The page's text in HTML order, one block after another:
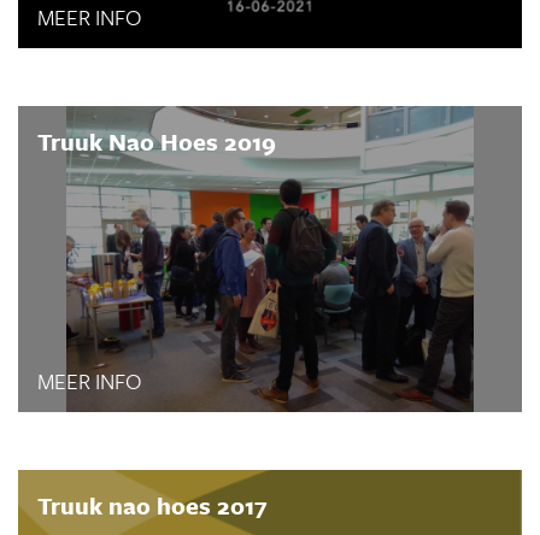
MEER INFO
Truuk Nao Hoes 2019
MEER INFO
Truuk nao hoes 2017